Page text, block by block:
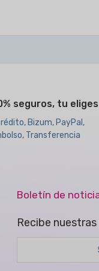
seguros, tu eliges
Bizum, PayPal,
Transferencia
Boletín de
Recibe